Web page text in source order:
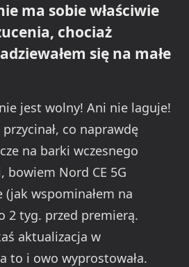
ma sobie właściwie
chociaż
się na małe
jest wolny! Ani nie laguje!
co naprawdę
na barki wczesnego
bowiem Nord CE 5G
(jak wspominałem na
2 tyg. przed premierą.
aktualizacja w
to i owo wyprostowała.